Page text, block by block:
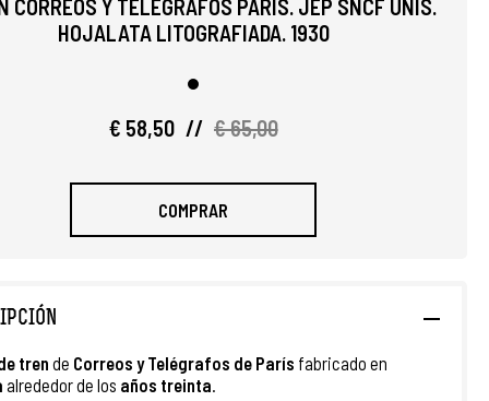
CORREOS Y TELÉGRAFOS PARIS. JEP SNCF UNIS.
HOJALATA LITOGRAFIADA. 1930
€ 58,50 // € 65,00
COMPRAR
tren de Correos y Telégrafos de París fabricado en
alrededor de los años treinta.